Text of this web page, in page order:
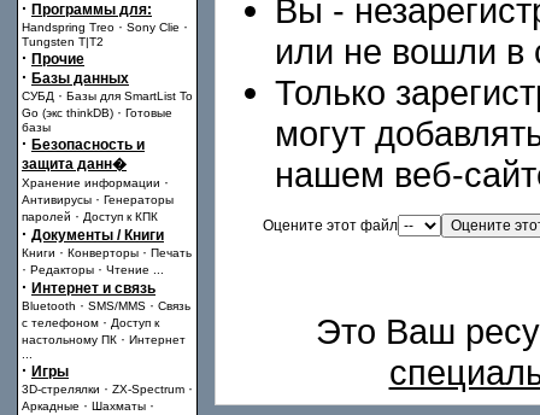
· Программы для:
Handspring Treo · Sony Clie ·
Tungsten T|T2
· Прочие
· Базы данных
СУБД · Базы для SmartList To
Go (экс thinkDB) · Готовые
базы
· Безопасность и
защита данн�
Хранение информации ·
Антивирусы · Генераторы
паролей · Доступ к КПК
· Документы / Книги
Книги · Конверторы · Печать
· Редакторы · Чтение
· Интернет и связь
Bluetooth · SMS/MMS · Связь
с телефоном · Доступ к
настольному ПК · Интернет
· Игры
3D-стрелялки · ZX-Spectrum ·
Аркадные · Шахматы ·
Вы -
или не вошли в
Только
могут
нашем веб-
Оцените этот файл
Это Ваш